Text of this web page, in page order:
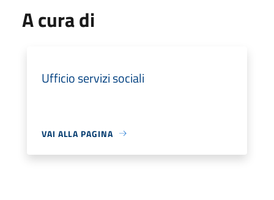
A cura di
Ufficio servizi sociali
VAI ALLA PAGINA